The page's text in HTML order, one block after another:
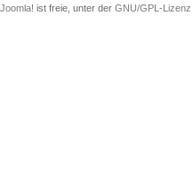
Joomla! ist freie, unter der GNU/GPL-Lizenz